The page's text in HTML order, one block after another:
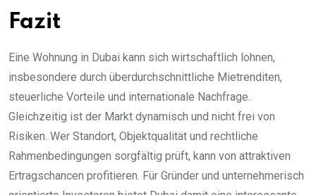
Fazit
Eine Wohnung in Dubai kann sich wirtschaftlich lohnen,
insbesondere durch überdurchschnittliche Mietrenditen,
steuerliche Vorteile und internationale Nachfrage.
Gleichzeitig ist der Markt dynamisch und nicht frei von
Risiken. Wer Standort, Objektqualität und rechtliche
Rahmenbedingungen sorgfältig prüft, kann von attraktiven
Ertragschancen profitieren. Für Gründer und unternehmerisch